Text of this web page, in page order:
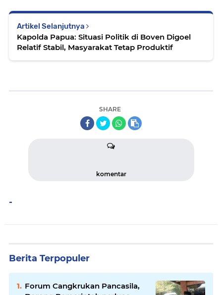
Artikel Selanjutnya
Kapolda Papua: Situasi Politik di Boven Digoel
Relatif Stabil, Masyarakat Tetap Produktif
SHARE
komentar
-
Berita Terpopuler
Forum Cangkrukan Pancasila,